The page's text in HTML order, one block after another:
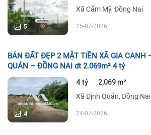
5
Xã Cẩm Mỹ, Đồng Nai
25-07-2026
BÁN ĐẤT ĐẸP 2 MẶT TIỀN XÃ GIA CANH – HUYỆN ĐỊNH
QUÁN – ĐỒNG NAI dt 2.069m² 4 tỷ
4
4 tỷ · 2,069 m²
Xã Định Quán, Đồng Nai
24-07-2026